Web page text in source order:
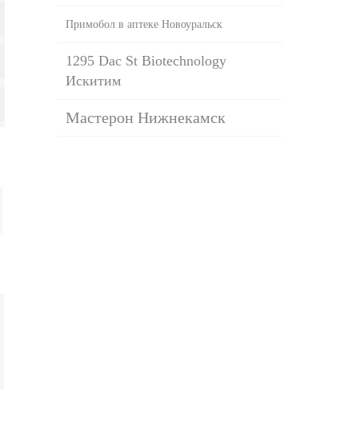
Примобол в аптеке Новоуральск
1295 Dac St Biotechnology
Искитим
Мастерон Нижнекамск